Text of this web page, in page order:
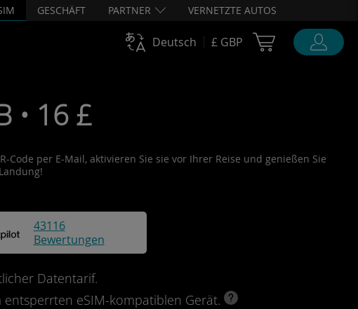
GESCHÄFT PARTNER VERNETZTE AUTOS
Deutsch £ GBP Cart Ubigi
• 16 £
per E-Mail, aktivieren Sie sie vor Ihrer Reise und genießen Sie
43116
Bewertungen
Datentarif.
eSIM-kompatiblen Gerät.